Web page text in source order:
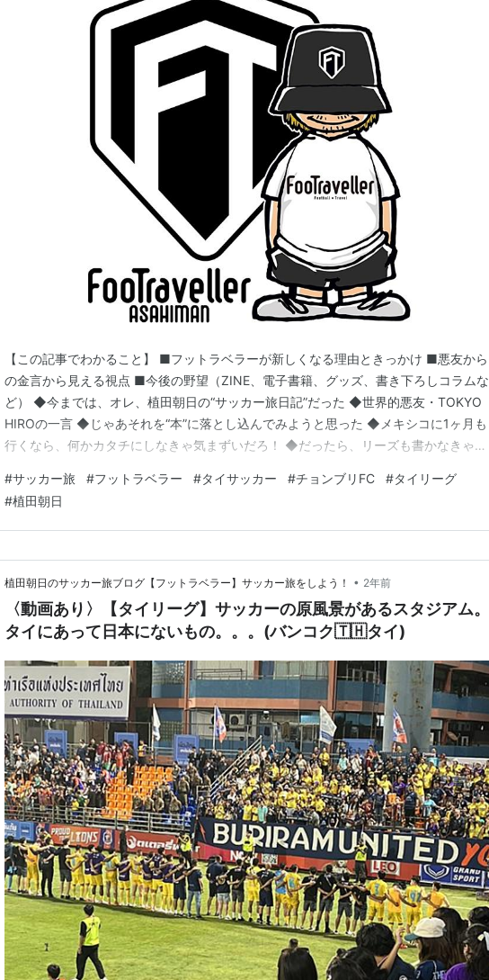
【この記事でわかること】 ■フットラベラーが新しくなる理由ときっかけ ■悪友から
の金言から見える視点 ■今後の野望（ZINE、電子書籍、グッズ、書き下ろしコラムな
ど） ◆今までは、オレ、植田朝日の“サッカー旅日記”だった ◆世界的悪友・TOKYO
HIROの一言 ◆じゃあそれを“本”に落とし込んでみようと思った ◆メキシコに1ヶ月も
行くなら、何かカタチにしなきゃ気まずいだろ！ ◆だったら、リーズも書かなきゃだ
告 ◆今までは、オレ、植田朝日の“サッカー旅日記”だった これまでの『フットラベラ
ー』は、 完全にオレ、植…
#サッカー旅 #フットラベラー #タイサッカー #チョンブリFC #タイリーグ
#植田朝日
植田朝日のサッカー旅ブログ【フットラベラー】サッカー旅をしよう！ • 2年前
〈動画あり〉【タイリーグ】サッカーの原風景があるスタジアム。
タイにあって日本にないもの。。。(バンコク🇹🇭タイ)